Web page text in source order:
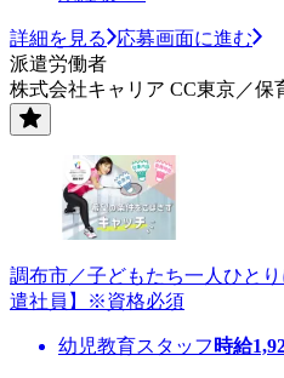
詳細を見る
応募画面に進む
派遣労働者
株式会社キャリア CC東京／保
調布市／子どもたち一人ひと
遣社員】※資格必須
幼児教育スタッフ 時給